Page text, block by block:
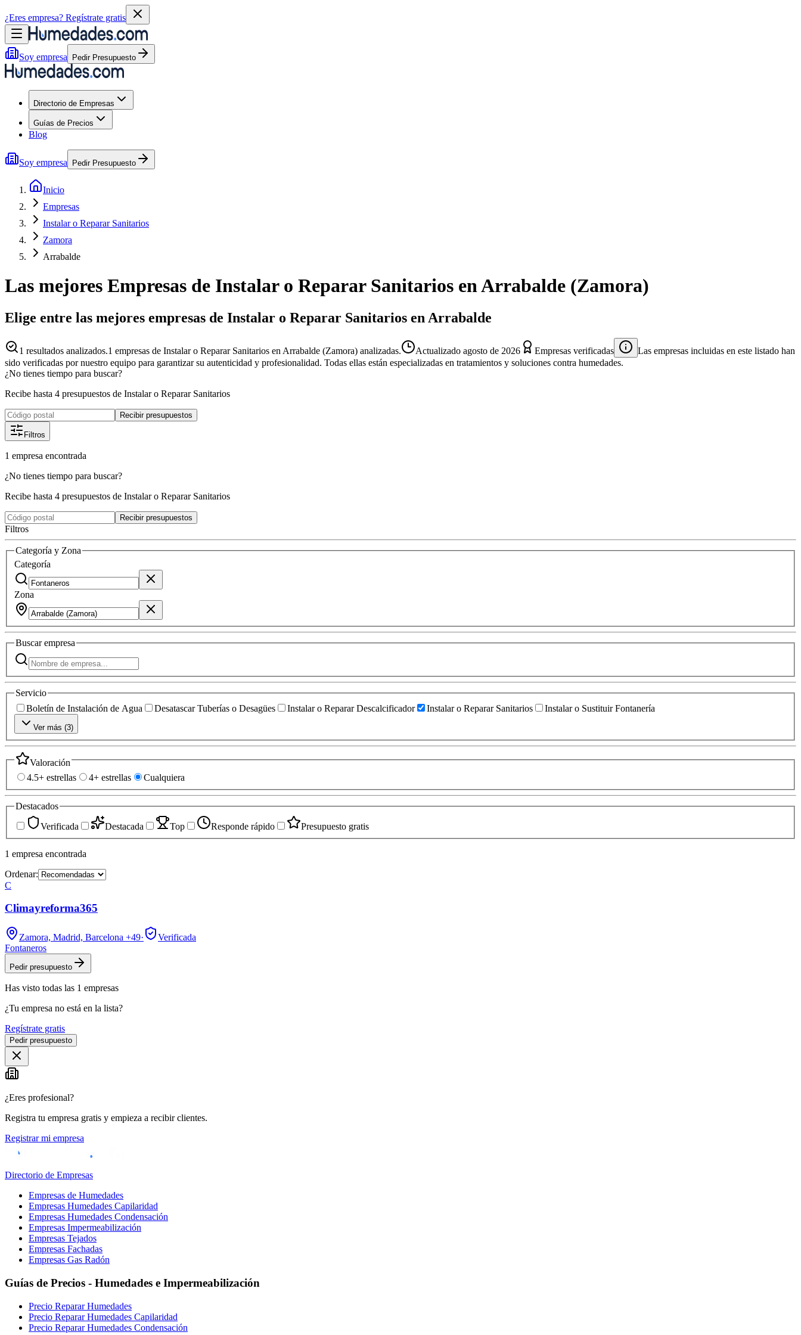
¿Eres empresa? Regístrate gratis
Soy empresa Pedir Presupuesto
Directorio de Empresas
Guías de Precios
Blog
Soy empresa Pedir Presupuesto
Inicio
Empresas
Instalar o Reparar Sanitarios
Zamora
Arrabalde
Las mejores Empresas de Instalar o Reparar Sanitarios enArrabalde (Zamora)
Elige entre las mejores empresas de Instalar o Reparar Sanitarios en Arrabalde
1 resultados analizados.1 empresas de Instalar o Reparar Sanitarios en Arrabalde (Zamora) analizadas. Actualizado agosto de 2026 Empresas verificadas
Las empresas incluidas en este listado han
sido verificadas por nuestro equipo para garantizar su autenticidad y profesionalidad. Todas ellas están especializadas en tratamientos y soluciones contra humedades.
¿No tienes tiempo para buscar?
Recibe hasta 4 presupuestos de Instalar o Reparar Sanitarios
Recibir presupuestos
Filtros
1 empresa encontrada
¿No tienes tiempo para buscar?
Recibe hasta 4 presupuestos de Instalar o Reparar Sanitarios
Recibir presupuestos
Filtros
Categoría y Zona
Categoría
Zona
Buscarempresa
Servicio
Boletín de Instalación de Agua
Desatascar Tuberías o Desagües Instalar o Reparar Descalcificador Instalar o Reparar Sanitarios Instalar o Sustituir Fontanería
Ver más (3)
Valoración
4.5+ estrellas
4+ estrellas Cualquiera
Destacados
Verificada
Destacada Top Responde rápido Presupuesto gratis
1 empresa encontrada
Ordenar:
C
Climayreforma365
Zamora, Madrid, Barcelona +49·
Verificada
Fontaneros
Pedir presupuesto
Has visto todas las 1 empresas
¿Tu empresa no está en la lista?
Regístrate gratis
Pedir presupuesto
¿Eres profesional?
Registra tu empresa gratis y empieza a recibir clientes.
Registrar mi empresa
Directorio de Empresas
Empresas de Humedades
Empresas Humedades Capilaridad
Empresas Humedades Condensación
Empresas Impermeabilización
Empresas Tejados
Empresas Fachadas
Empresas Gas Radón
Guías de Precios - Humedades e Impermeabilización
Precio Reparar Humedades
Precio Reparar Humedades Capilaridad
Precio Reparar Humedades Condensación